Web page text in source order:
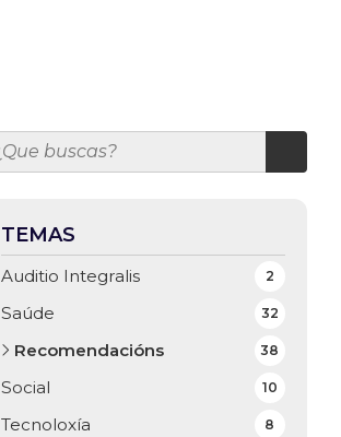
TEMAS
Auditio Integralis 2
Saúde 32
Recomendacións 38
Social 10
Tecnoloxía 8